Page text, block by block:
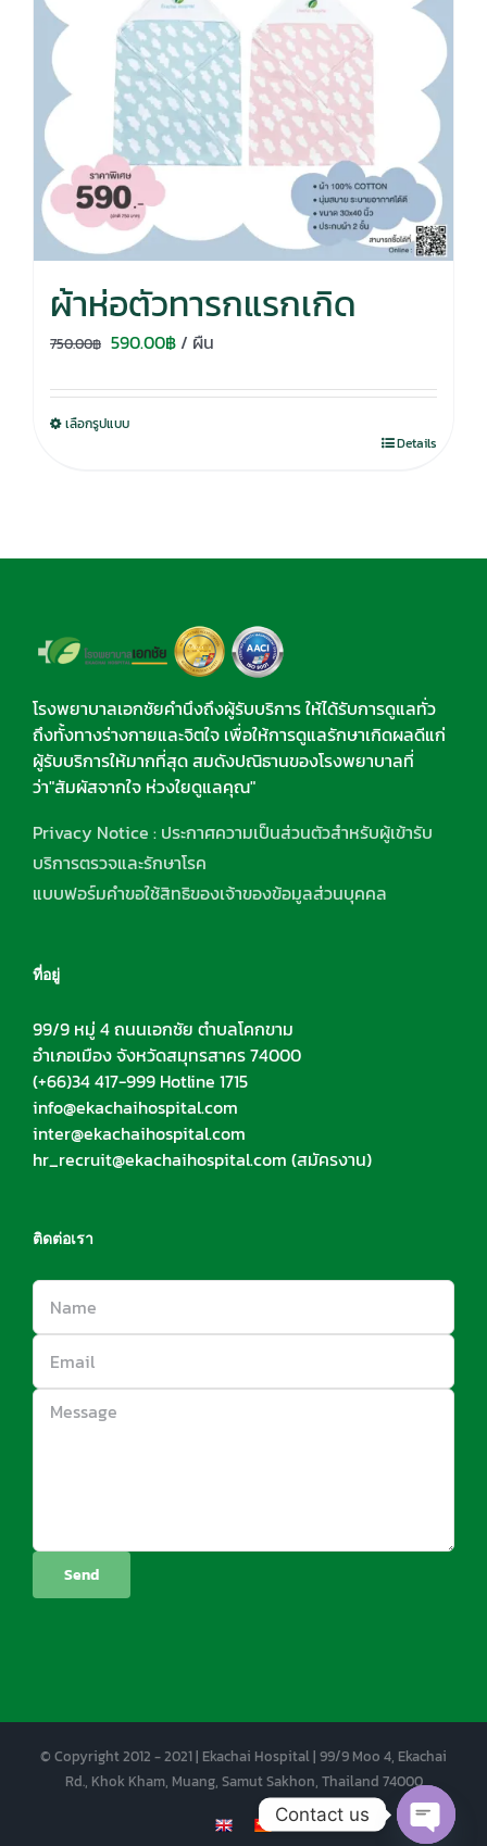
ผ้าห่อตัวทารกแรกเกิด
750.00฿ Original
was:
750.00฿.
590.00฿Current
is:
/ ผืน
เลือกรูปแบบ
Details
โรงพยาบาลเอกชัยคำนึงถึงผู้รับบริการ ให้ได้รับการดูแลทั่ว
ถึงทั้งทางร่างกายและจิตใจ เพื่อให้การดูแลรักษาเกิดผลดีแก่
ผู้รับบริการให้มากที่สุด สมดังปณิธานของโรงพยาบาลที่
ว่า"สัมผัสจากใจ ห่วงใยดูแลคุณ"
Privacy Notice : ประกาศความเป็นส่วนตัวสำหรับผู้เข้ารับ
บริการตรวจและรักษาโรค
แบบฟอร์มคำขอใช้สิทธิของเจ้าของข้อมูลส่วนบุคคล
ที่อยู่
99/9 หมู่ 4 ถนนเอกชัย ตำบลโคกขาม
อำเภอเมือง จังหวัดสมุทรสาคร 74000
(+66)34 417-999 Hotline 1715
info@ekachaihospital.com
inter@ekachaihospital.com
hr_recruit@ekachaihospital.com (สมัครงาน)
ติดต่อเรา
© Copyright 2012 - 2021 | Ekachai Hospital | 99/9 Moo 4, Ekachai
Rd., Khok Kham, Muang, Samut Sakhon, Thailand 74000
EN CNContact us